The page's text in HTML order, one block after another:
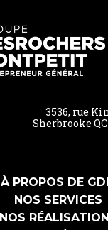
3536, rue
Sherbrooke QC
À PROPOS DE
NOS SERVICES
NOS